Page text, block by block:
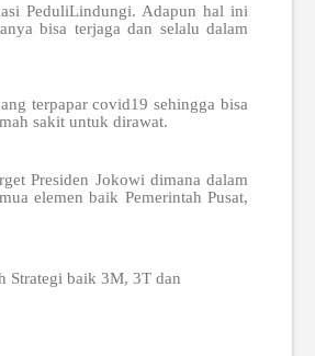
PeduliLindungi. Adapun hal ini
bisa terjaga dan selalu dalam
terpapar covid19 sehingga bisa
sakit untuk dirawat.
Presiden Jokowi dimana dalam
elemen baik Pemerintah Pusat,
Strategi baik 3M, 3T dan